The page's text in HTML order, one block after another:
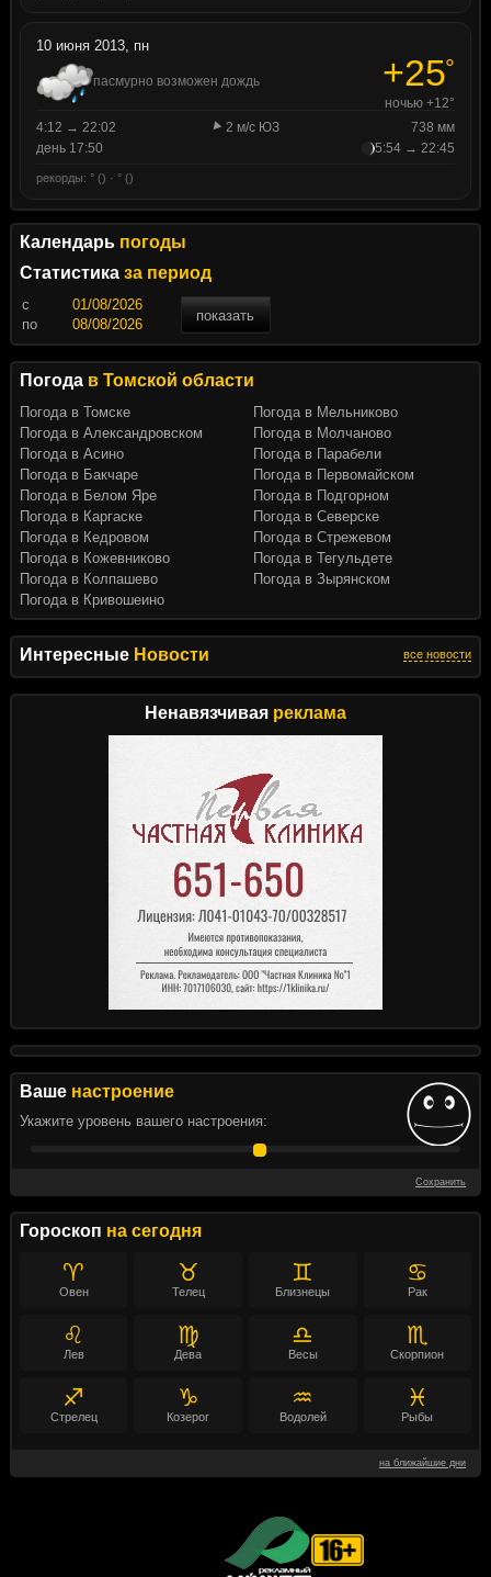
Интересные Новости все новости
Ненавязчивая реклама
Ваше настроение
Укажите уровень вашего настроения:
Сохранить
Гороскоп на сегодня
♈
Овен
♉
Телец
♊
Близнецы
♋
Рак
♌
Лев
♍
Дева
♎
Весы
♏
Скорпион
♐
Стрелец
♑
Козерог
♒
Водолей
♓
Рыбы
на ближайшие дни
10 июня 2013, пн
пасмурно возможен дождь +25°
ночью +12°
4:12 → 22:02
2 м/с ЮЗ
738 мм
день 17:50
5:54 → 22:45
рекорды: ° () · ° ()
Календарь погоды
Статистика за период
c
показать
по
Погода в Томской области
Погода в Томске
Погода в Александровском
Погода в Асино
Погода в Бакчаре
Погода в Белом Яре
Погода в Каргаске
Погода в Кедровом
Погода в Кожевниково
Погода в Колпашево
Погода в Кривошеино
Погода в Мельниково
Погода в Молчаново
Погода в Парабели
Погода в Первомайском
Погода в Подгорном
Погода в Северске
Погода в Стрежевом
Погода в Тегульдете
Погода в Зырянском